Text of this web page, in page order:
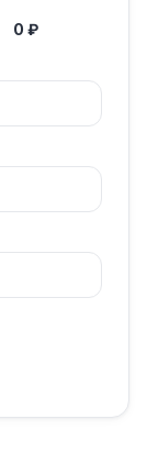
0 ₽